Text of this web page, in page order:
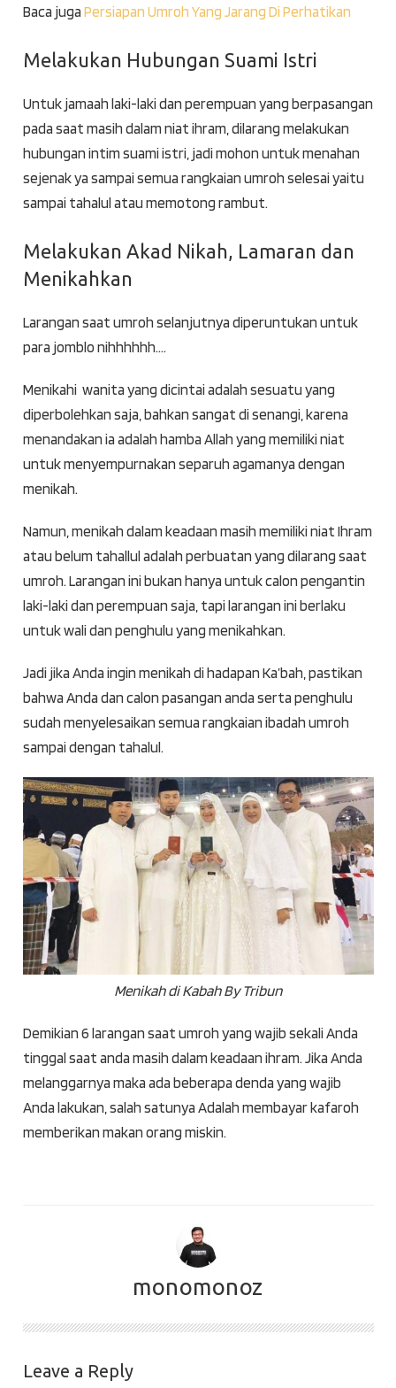
Baca juga Persiapan Umroh Yang Jarang Di Perhatikan
Melakukan Hubungan Suami Istri
Untuk jamaah laki-laki dan perempuan yang berpasangan
pada saat masih dalam niat ihram, dilarang melakukan
hubungan intim suami istri, jadi mohon untuk menahan
sejenak ya sampai semua rangkaian umroh selesai yaitu
sampai tahalul atau memotong rambut.
Melakukan Akad Nikah, Lamaran dan
Menikahkan
Larangan saat umroh selanjutnya diperuntukan untuk
para jomblo nihhhhhh….
Menikahi wanita yang dicintai adalah sesuatu yang
diperbolehkan saja, bahkan sangat di senangi, karena
menandakan ia adalah hamba Allah yang memiliki niat
untuk menyempurnakan separuh agamanya dengan
menikah.
Namun, menikah dalam keadaan masih memiliki niat Ihram
atau belum tahallul adalah perbuatan yang dilarang saat
umroh. Larangan ini bukan hanya untuk calon pengantin
laki-laki dan perempuan saja, tapi larangan ini berlaku
untuk wali dan penghulu yang menikahkan.
Jadi jika Anda ingin menikah di hadapan Ka’bah, pastikan
bahwa Anda dan calon pasangan anda serta penghulu
sudah menyelesaikan semua rangkaian ibadah umroh
sampai dengan tahalul.
Menikah di Kabah By Tribun
Demikian 6 larangan saat umroh yang wajib sekali Anda
tinggal saat anda masih dalam keadaan ihram. Jika Anda
melanggarnya maka ada beberapa denda yang wajib
Anda lakukan, salah satunya Adalah membayar kafaroh
memberikan makan orang miskin.
monomonoz
Leave a Reply